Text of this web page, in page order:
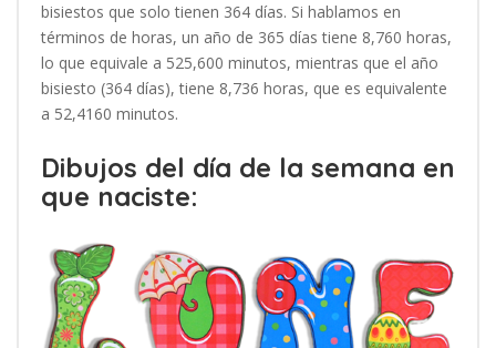
bisiestos que solo tienen 364 días. Si hablamos en
términos de horas, un año de 365 días tiene 8,760 horas,
lo que equivale a 525,600 minutos, mientras que el año
bisiesto (364 días), tiene 8,736 horas, que es equivalente
a 52,4160 minutos.
Dibujos del día de la semana en
que naciste: